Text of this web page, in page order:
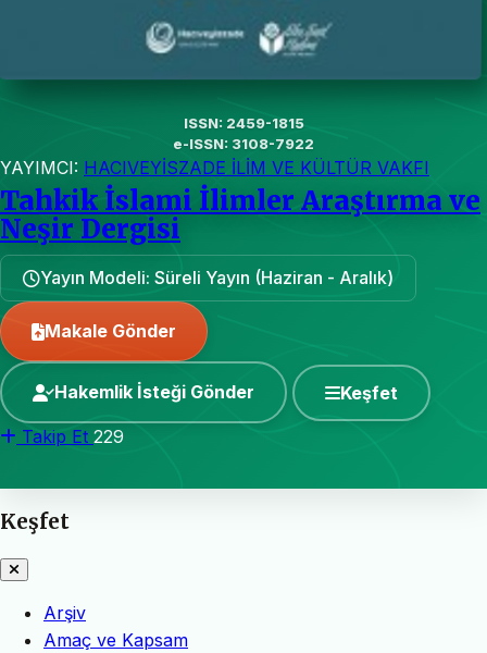
ISSN: 2459-1815
e-ISSN: 3108-7922
YAYIMCI: HACIVEYİSZADE İLİM VE KÜLTÜR VAKFI
Tahkik İslami İlimler Araştırma ve
Neşir Dergisi
Yayın Modeli: Süreli Yayın (Haziran - Aralık)
Makale Gönder
Hakemlik İsteği Gönder Keşfet
Takip Et 229
Keşfet
Arşiv
Amaç ve Kapsam